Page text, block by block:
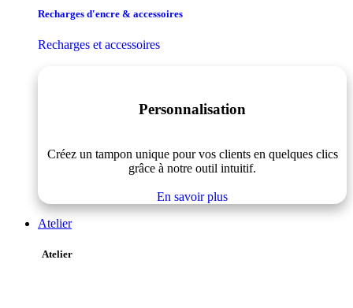
Recharges d'encre & accessoires
Recharges et accessoires
Personnalisation
Créez un tampon unique pour vos clients en quelques clics
grâce à notre outil intuitif.
En savoir plus
Atelier
Atelier